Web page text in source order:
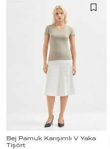
Bej Pamuk Karışımlı V Yaka
Tişört